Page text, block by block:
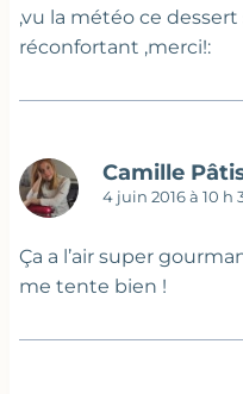
,vu la météo ce
réconfortant ,merci!:
Camille
4 juin 2016 à 10 h
Ça a l’air super
me tente bien !